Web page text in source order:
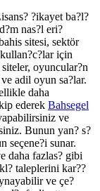
?ikayet ba?l?
nas?l eri?
sitesi, sektör
için
oyuncular?n
adil oyun sa?lar.
daha
ederek Bahsegel
ve
Bunun yan? s?
seçene?i sunar.
daha fazlas? gibi
taleplerini kar??
ve çe?